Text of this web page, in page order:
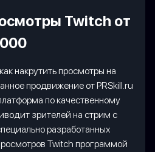
Twitch от
накрутить просмотры на
продвижение от PRSkill.ru
по качественному
зрителей на стрим с
разработанных
Twitch программой